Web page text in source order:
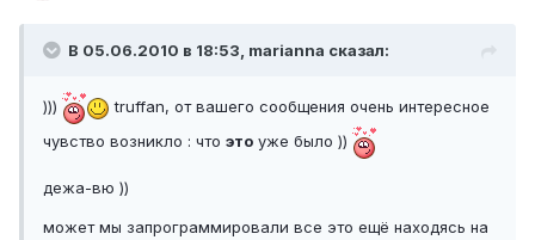
В 05.06.2010 в 18:53, marianna сказал:
)))
truffan, от вашего сообщения очень интересное
чувство возникло : что это уже было ))
дежа-вю ))
может мы запрограммировали все это ещё находясь на